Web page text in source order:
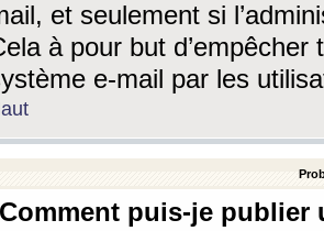
et seulement si
à pour but
e-mail par les
puis-je